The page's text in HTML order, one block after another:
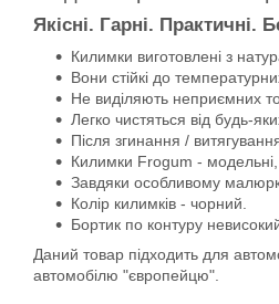
Якісні. Гарні. Практичні.
Килимки виготовлені з
Вони стійкі до
Не виділяють неприємних
Легко чистяться від будь-
Після згинання /
Килимки Frogum - модельні,
Завдяки особливому
Колір килимків - чорний.
Бортик по контуру
Даний товар підходить для
автомобілю "європейцю".